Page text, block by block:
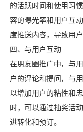
的活跃时间和使用习
容的曝光率和用户互
度推送内容，导致用
四、与用户互动
在朋友圈推广中，与
户的评论和提问，与
以增加用户的粘性和
时，可以通过抽奖活
进转化和预订。